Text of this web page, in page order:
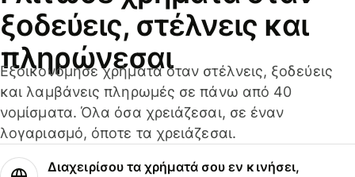
ξοδεύεις, στέλνεις και
πληρώνεσαι
Εξοικονόμησε χρήματα όταν στέλνεις, ξοδεύεις
και λαμβάνεις πληρωμές σε πάνω από 40
νομίσματα. Όλα όσα χρειάζεσαι, σε έναν
λογαριασμό, όποτε τα χρειάζεσαι.
Διαχειρίσου τα χρήματά σου εν κινήσει,